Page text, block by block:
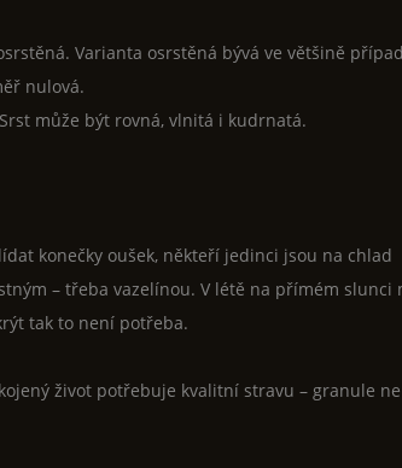
Varianta osrstěná bývá ve většině
nulová.
může být rovná, vlnitá i kudrnatá.
konečky oušek, někteří jedinci jsou na chlad
– třeba vazelínou. V létě na přímém slunci
tak to není potřeba.
život potřebuje kvalitní stravu – granule